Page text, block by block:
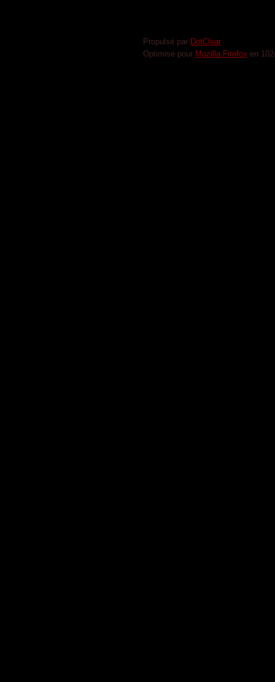
Propulsé par DotClear
Optimisé pour Mozilla Firefox en